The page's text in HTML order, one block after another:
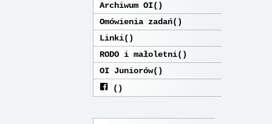
Archiwum OI
Omówienia zadań
Linki
RODO i małoletni
OI Juniorów